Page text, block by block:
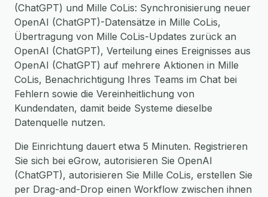
(ChatGPT) und Mille CoLis: Synchronisierung neuer
OpenAI (ChatGPT)-Datensätze in Mille CoLis,
Übertragung von Mille CoLis-Updates zurück an
OpenAI (ChatGPT), Verteilung eines Ereignisses aus
OpenAI (ChatGPT) auf mehrere Aktionen in Mille
CoLis, Benachrichtigung Ihres Teams im Chat bei
Fehlern sowie die Vereinheitlichung von
Kundendaten, damit beide Systeme dieselbe
Datenquelle nutzen.
Die Einrichtung dauert etwa 5 Minuten. Registrieren
Sie sich bei eGrow, autorisieren Sie OpenAI
(ChatGPT), autorisieren Sie Mille CoLis, erstellen Sie
per Drag-and-Drop einen Workflow zwischen ihnen